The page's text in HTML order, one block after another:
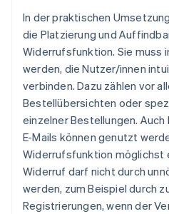
In der praktischen
die Platzierung und
Widerrufsfunktion. Sie muss
werden, die Nutzer/innen
verbinden. Dazu zählen vor
Bestellübersichten oder
einzelner Bestellungen.
E-Mails können genutzt
Widerrufsfunktion möglichst
Widerruf darf nicht durch
werden, zum Beispiel durch
Registrierungen, wenn der